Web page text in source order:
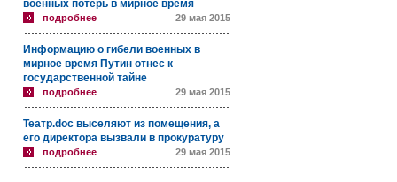
военных потерь в мирное время
подробнее 29 мая 2015
Информацию о гибели военных в
мирное время Путин отнес к
государственной тайне
подробнее 29 мая 2015
Театр.doc выселяют из помещения, а
его директора вызвали в прокуратуру
подробнее 29 мая 2015